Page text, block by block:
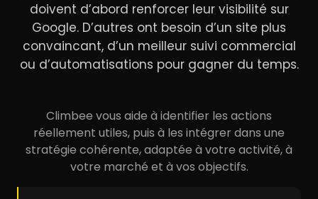
doivent d’abord renforcer leur visibilité sur
Google. D’autres ont besoin d’un site plus
convaincant, d’un meilleur suivi commercial
ou d’automatisations pour gagner du temps.
Climbee vous aide à identifier les actions
réellement utiles, puis à les intégrer dans une
stratégie cohérente, adaptée à votre activité, à
votre marché et à vos objectifs.